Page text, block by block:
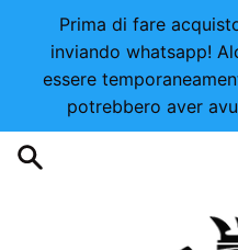
direttamente
Prima di fare
inviando whatsapp!
essere
potrebbero aver